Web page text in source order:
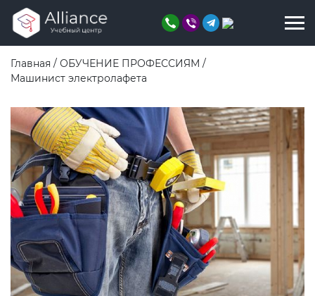
Главная / ОБУЧЕНИЕ ПРОФЕССИЯМ /
Машинист электролафета